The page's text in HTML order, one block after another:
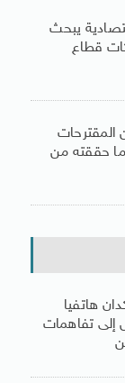
يبحث
قطاع
المقترحات
حققته من
هاتفيا
إلى تفاهمات